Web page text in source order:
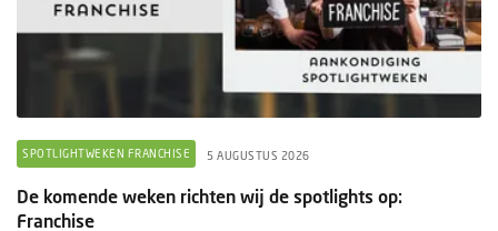
SPOTLIGHTWEKEN FRANCHISE 5 AUGUSTUS 2026
De komende weken richten wij de spotlights op:
Franchise